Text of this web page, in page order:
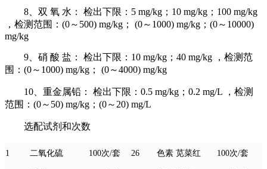
8、双 氧 水： 检出下限：5 mg/kg；10 mg/kg；100 mg/kg
，检测范围：(0～500) mg/kg； (0～1000) mg/kg；(0～10000)
mg/kg
9、硝 酸 盐： 检出下限：10 mg/kg；40 mg/kg ，检测范
围：(0～1000) mg/kg； (0～4000) mg/kg
10、重金属铅： 检出下限：0.5 mg/kg；0.2 mg/L ，检测
范围：(0～50) mg/kg；(0～20) mg/L
选配试剂和次数
1 二氧化硫 100次/套 26 色素 苋菜红 100次/套